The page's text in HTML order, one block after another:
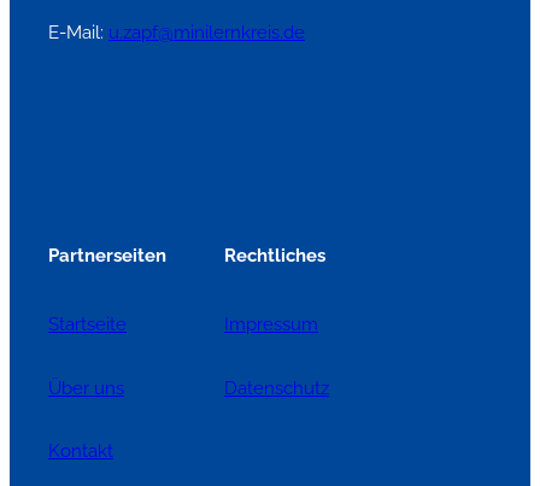
E-Mail: u.zapf@minilernkreis.de
Partnerseiten
Startseite
Über uns
Kontakt
Rechtliches
Impressum
Datenschutz